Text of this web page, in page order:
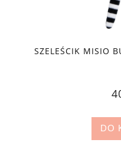
SZELEŚCIK MISIO
DO